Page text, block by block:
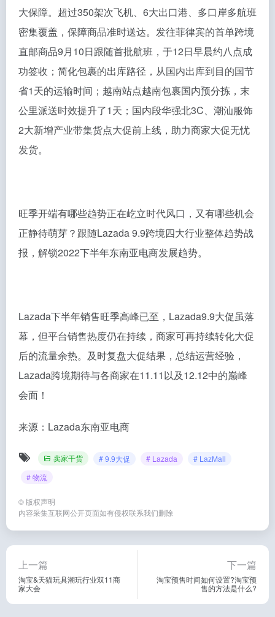
大保障。超过350架次飞机、6大出口港、多口岸多航班
密集覆盖，保障商品准时送达。发往菲律宾的首单跨境
直邮商品9月10日跟随首批航班，于12日早晨约八点成
功签收；简化包裹的出库路径，从国内出库到目的国节
省1天的运输时间；越南站点越南包裹国内预分拣，末
公里派送时效提升了1天；国内段华强北3C、潮汕服饰
2大新增产业带集货点大促前上线，助力商家大促无忧
发货。
旺季开端有哪些趋势正在屹立时代风口，又有哪些机会
正静待萌芽？跟随Lazada 9.9跨境四大行业整体趋势战
报，解锁2022下半年东南亚电商发展趋势。
Lazada下半年销售旺季高峰已至，Lazada9.9大促虽落
幕，但平台销售热度仍在持续，商家可再持续转化大促
后的流量余热。及时复盘大促结果，总结运营经验，
Lazada跨境期待与各商家在11.11以及12.12中的巅峰
会面！
来源：Lazada东南亚电商
卖家干货 # 9.9大促 # Lazada
# LazMall
# 物流
© 版权声明
内容采集互联网公开页面如有侵权联系我们删除
上一篇
淘宝&天猫玩具潮玩行业双11商
家大会
下一篇
淘宝预售时间如何设置?淘宝预
售的方法是什么?